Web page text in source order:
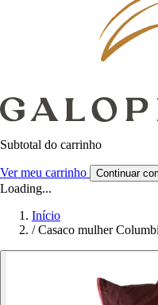
Subtotal do carrinho
Ver meu carrinho Continuar
Loading...
Início
/ Casaco mulher